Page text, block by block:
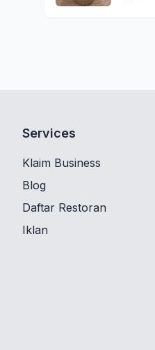
Services
Klaim Business
Blog
Daftar Restoran
Iklan